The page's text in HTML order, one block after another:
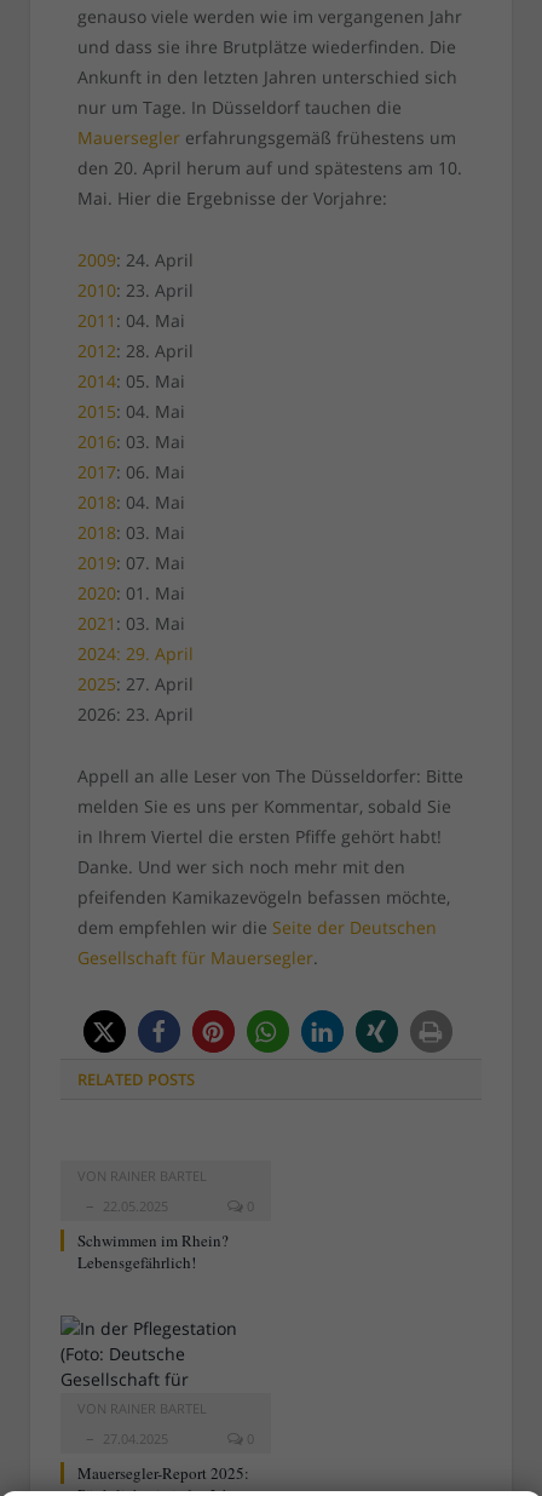
genauso viele werden wie im vergangenen Jahr
und dass sie ihre Brutplätze wiederfinden. Die
Ankunft in den letzten Jahren unterschied sich
nur um Tage. In Düsseldorf tauchen die
Mauerseglererfahrungsgemäß frühestens um
den 20. April herum auf und spätestens am 10.
Mai. Hier die Ergebnisse der Vorjahre:
2009: 24. April
2010: 23. April
2011 : 04. Mai
2012: 28. April
2014: 05. Mai
2015: 04. Mai
2016: 03. Mai
2017: 06. Mai
2018: 04. Mai
2018: 03. Mai
2019: 07. Mai
2020: 01. Mai
2021 : 03. Mai
2024: 29. April
2025: 27. April
2026: 23. April
Appell an alle Leser von The Düsseldorfer: Bitte
melden Sie es uns per Kommentar, sobald Sie
in Ihrem Viertel die ersten Pfiffe gehört habt!
Danke. Und wer sich noch mehr mit den
pfeifenden Kamikazevögeln befassen möchte,
dem empfehlen wir die Seite der Deutschen
Gesellschaft für Mauersegler.
RELATED POSTS
VON RAINER BARTEL
22.05.2025
0
Schwimmen im Rhein?
Lebensgefährlich!
VON RAINER BARTEL
27.04.2025
0
Mauersegler-Report 2025: